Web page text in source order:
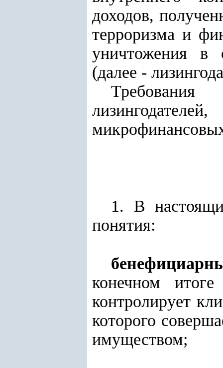
доходов,
терроризма и
уничтожения в
(далее -
1. В
понятия:
конечном
контролирует
которого
имуществом;